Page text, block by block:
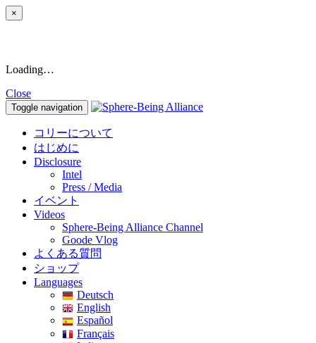
×
Loading…
Close
Toggle navigation
コリーについて
はじめに
Disclosure
Intel
Press / Media
イベント
Videos
Sphere-Being Alliance Channel
Goode Vlog
よくある質問
ショップ
Languages
Deutsch
English
Español
Français